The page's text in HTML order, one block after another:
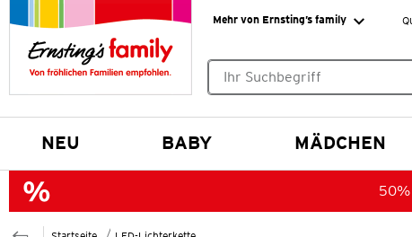
Mehr von Ernsting’s family
NEU BABY MÄDCHEN